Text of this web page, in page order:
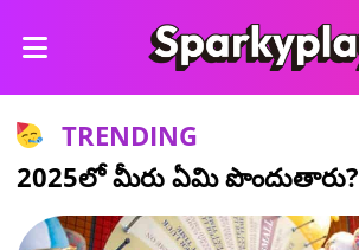
TRENDING
2025లో మీరు ఏమి పొందుతారు?